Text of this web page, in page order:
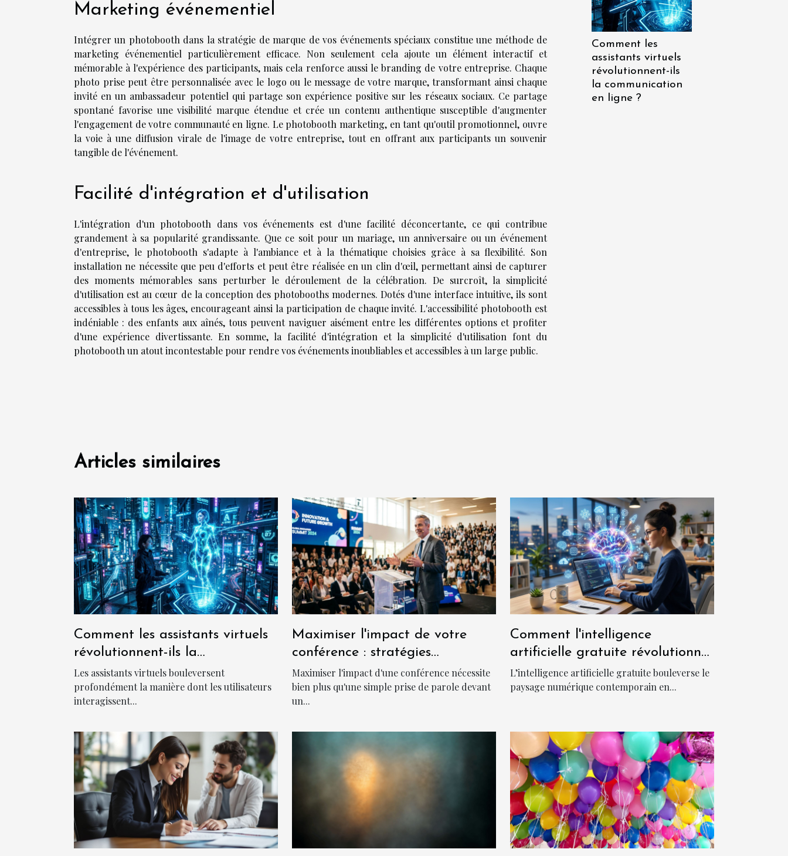
Marketing événementiel
Intégrer un photobooth dans la stratégie de marque de vos événements spéciaux constitue une méthode de
marketing événementiel particulièrement efficace. Non seulement cela ajoute un élément interactif et
mémorable à l'expérience des participants, mais cela renforce aussi le branding de votre entreprise. Chaque
photo prise peut être personnalisée avec le logo ou le message de votre marque, transformant ainsi chaque
invité en un ambassadeur potentiel qui partage son expérience positive sur les réseaux sociaux. Ce partage
spontané favorise une visibilité marque étendue et crée un contenu authentique susceptible d'augmenter
l'engagement de votre communauté en ligne. Le photobooth marketing, en tant qu'outil promotionnel, ouvre
la voie à une diffusion virale de l'image de votre entreprise, tout en offrant aux participants un souvenir
tangible de l'événement.
Facilité d'intégration et d'utilisation
L'intégration d'un photobooth dans vos événements est d'une facilité déconcertante, ce qui contribue
grandement à sa popularité grandissante. Que ce soit pour un mariage, un anniversaire ou un événement
d'entreprise, le photobooth s'adapte à l'ambiance et à la thématique choisies grâce à sa flexibilité. Son
installation ne nécessite que peu d'efforts et peut être réalisée en un clin d'œil, permettant ainsi de capturer
des moments mémorables sans perturber le déroulement de la célébration. De surcroît, la simplicité
d'utilisation est au cœur de la conception des photobooths modernes. Dotés d'une interface intuitive, ils sont
accessibles à tous les âges, encourageant ainsi la participation de chaque invité. L'accessibilité photobooth est
indéniable : des enfants aux aînés, tous peuvent naviguer aisément entre les différentes options et profiter
d'une expérience divertissante. En somme, la facilité d'intégration et la simplicité d'utilisation font du
photobooth un atout incontestable pour rendre vos événements inoubliables et accessibles à un large public.
Comment les
assistants virtuels
révolutionnent-ils
la communication
en ligne ?
Articles similaires
Comment les assistants virtuels
révolutionnent-ils la
communication en ligne ?
Les assistants virtuels bouleversent
profondément la manière dont les utilisateurs
interagissent...
Maximiser l'impact de votre
conférence : stratégies
innovantes
Maximiser l'impact d'une conférence nécessite
bien plus qu'une simple prise de parole devant
un...
Comment l'intelligence
artificielle gratuite révolutionne-
t-elle l'accès au numérique ?
L’intelligence artificielle gratuite bouleverse le
paysage numérique contemporain en...